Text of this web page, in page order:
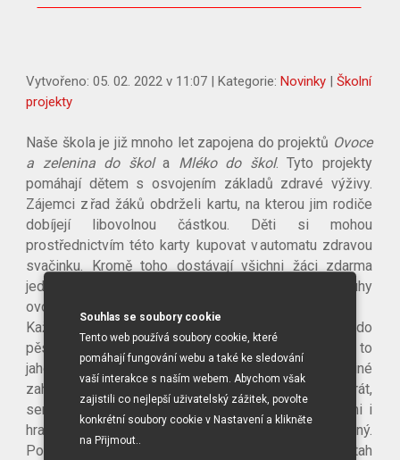
Souhlas se soubory cookie
Tento web používá soubory cookie, které
pomáhají fungování webu a také ke sledování
vaší interakce s naším webem. Abychom však
zajistili co nejlepší uživatelský zážitek, povolte
konkrétní soubory cookie v Nastavení a klikněte
na Přijmout..
Vytvořeno: 05. 02. 2022 v 11:07 | Kategorie: Novinky | Školní
projekty
Naše škola je již mnoho let zapojena do projektů Ovoce
a zelenina do škola Mléko do škol. Tyto projekty
pomáhají dětem s osvojením základů zdravé výživy.
Zájemci z řad žáků obdrželi kartu, na kterou jim rodiče
dobíjejí libovolnou částkou. Děti si mohou
prostřednictvím této karty kupovat v automatu zdravou
svačinku. Kromě toho dostávají všichni žáci zdarma
jednou týdně mléko a mléčné výrobky, různé druhy
ovoce či zeleniny, někdy i ovocné šťávy.
Každý rok na jaře se naše škola také zapojuje do
pěstování nějaké rostlinky ze semínek. Někdy jsou to
jahody, někdy rajčata, saláty, ředkvičky nebo jiné
zahradní rostliny. Každý žák dostane květináč, substrát,
semínka, postup práce a pracovní list s informacemi i
hrami. Pro děti je tento projekt velmi přínosný.
Podporuje jejich zdravý životní styl a kladný vztah